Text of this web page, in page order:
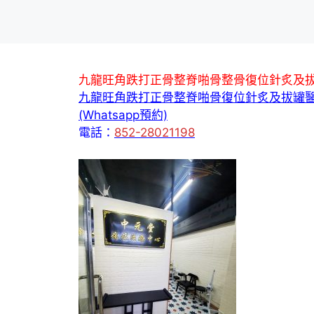
九龍旺角跌打正骨整脊啪骨整骨復位針炙及
九龍旺角跌打正骨整脊啪骨復位針炙及拔罐
(Whatsapp預約)
電話： 852-28021198